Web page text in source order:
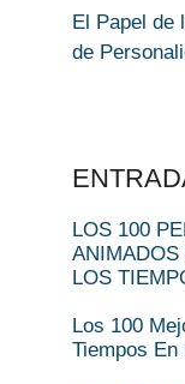
El Papel de
de
LOS 100
ANIMADOS
LOS
Los 100
Tiempos En